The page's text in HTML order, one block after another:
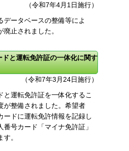
（令和7年4月1日施行）
データベースの整備等によ
廃止されました。
ドと運転免許証の一体化に関す
（令和7年3月24日施行）
と運転免許証を一体化するこ
が整備されました。希望者
ードに運転免許情報を記録し
番号カード「マイナ免許証」
。